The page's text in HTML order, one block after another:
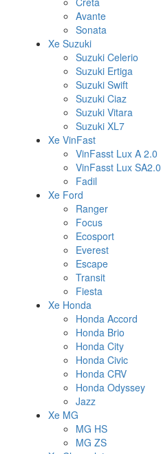
Avante
Sonata
Xe Suzuki
Suzuki Celerio
Suzuki Ertiga
Suzuki Swift
Suzuki Ciaz
Suzuki Vitara
Suzuki XL7
Xe VinFast
VinFasst Lux A 2.0
VinFasst Lux SA2.0
Fadil
Xe Ford
Ranger
Focus
Ecosport
Everest
Escape
Transit
Fiesta
Xe Honda
Honda Accord
Honda Brio
Honda City
Honda Civic
Honda CRV
Honda Odyssey
Jazz
Xe MG
MG HS
MG ZS